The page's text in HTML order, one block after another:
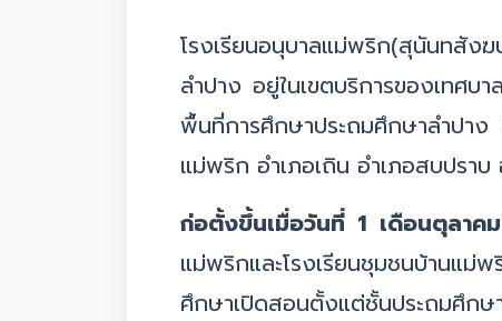
โรงเรียนอนุบาลแม่พริก(สุนันทสั
ลำปาง อยู่ในเขตบริการของเทศ
พื้นที่การศึกษาประถมศึกษาลำปา
แม่พริก อำเภอเถิน อำเภอสบปราบ
ก่อตั้งขึ้นเมื่อวันที่ 1 เดือนตุลาค
แม่พริกและโรงเรียนชุมชนบ้าน
ศึกษาเปิดสอนตั้งแต่ชั้นประถมศึก